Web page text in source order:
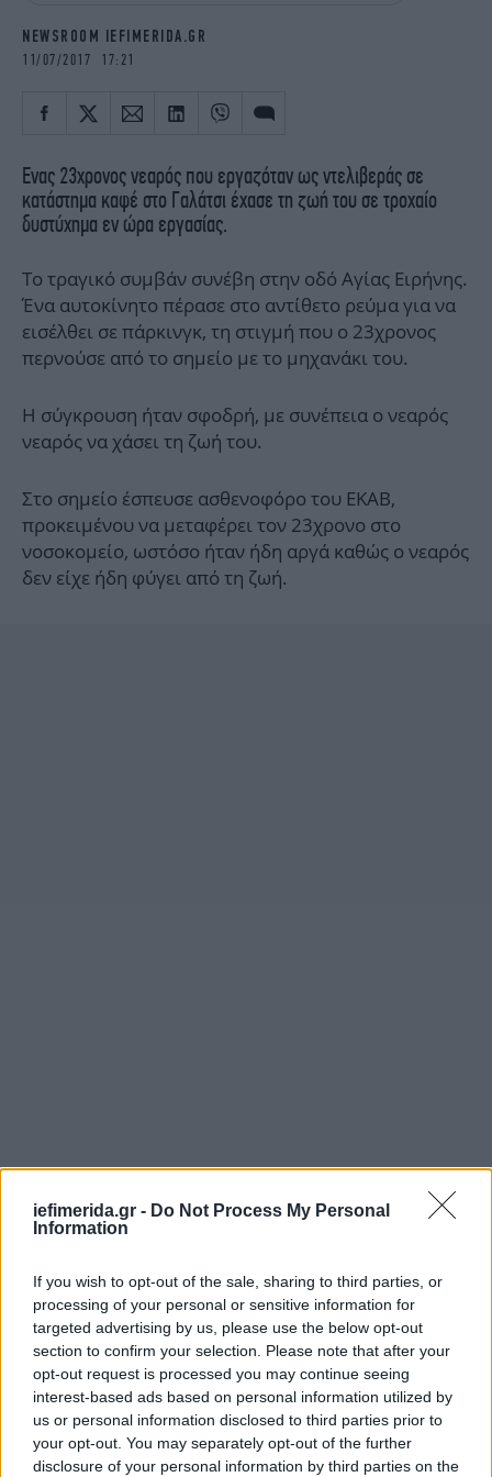
iefimerida.gr - Do Not Process My Personal
Information
If you wish to opt-out of the sale, sharing to third parties, or
processing of your personal or sensitive information for
targeted advertising by us, please use the below opt-out
section to confirm your selection. Please note that after your
opt-out request is processed you may continue seeing
interest-based ads based on personal information utilized by
us or personal information disclosed to third parties prior to
your opt-out. You may separately opt-out of the further
disclosure of your personal information by third parties on the
OSCARS
NEWSROOM IEFIMERIDA.GR
11/07/2017 17:21
Ενας 23χρονος νεαρός που εργαζόταν ως ντελιβεράς σε
κατάστημα καφέ στο Γαλάτσι έχασε τη ζωή του σε τροχαίο
δυστύχημα εν ώρα εργασίας.
Το τραγικό συμβάν συνέβη στην οδό Αγίας Ειρήνης.
Ένα αυτοκίνητο πέρασε στο αντίθετο ρεύμα για να
εισέλθει σε πάρκινγκ, τη στιγμή που ο 23χρονος
περνούσε από το σημείο με το μηχανάκι του.
Η σύγκρουση ήταν σφοδρή, με συνέπεια ο νεαρός
νεαρός να χάσει τη ζωή του.
Στο σημείο έσπευσε ασθενοφόρο του ΕΚΑΒ,
προκειμένου να μεταφέρει τον 23χρονο στο
νοσοκομείο, ωστόσο ήταν ήδη αργά καθώς ο νεαρός
δεν είχε ήδη φύγει από τη ζωή.
Ακολουθήστε το στο Google Newsκαι μάθετε
πρώτοι όλες τις ειδήσεις
Δείτε όλες τις τελευταίεςΕιδήσειςαπό την Ελλάδα και τον Κόσμο,
στο